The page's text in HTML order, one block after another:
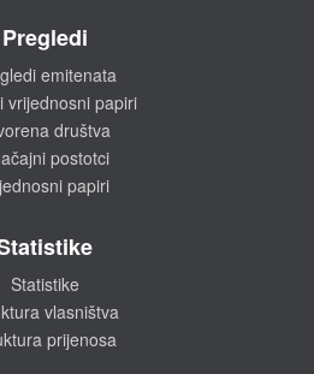
Pregledi
emitenata
vrijednosni papiri
društva
postotci
papiri
Statistike
vlasništva
prijenosa